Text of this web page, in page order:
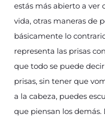
estás más abierto a ver
vida, otras maneras de
básicamente lo
representa las prisas
que todo se puede
prisas, sin tener que
a la cabeza, puedes
que piensan los demás.